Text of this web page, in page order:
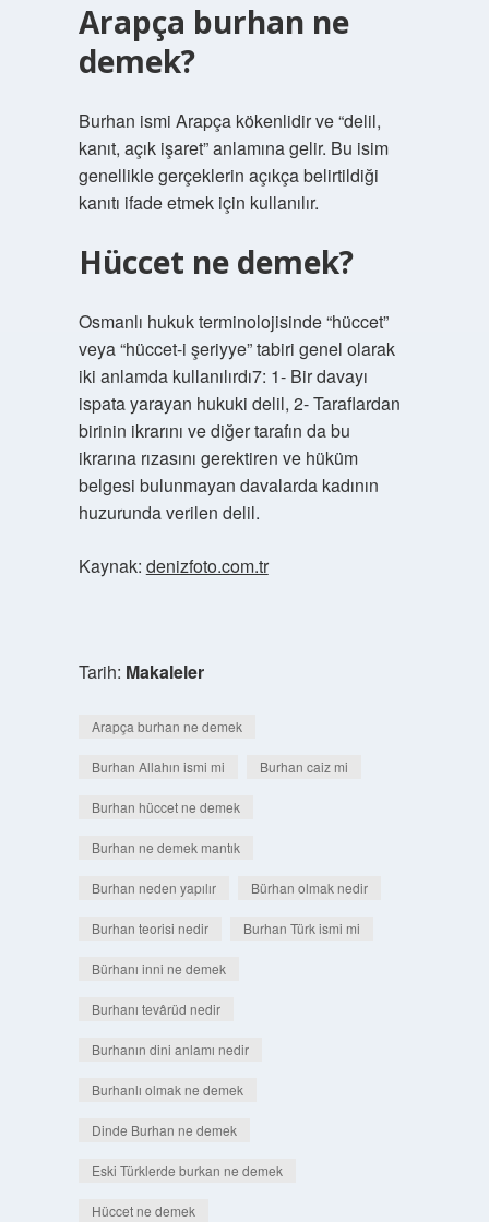
Arapça burhan ne
demek?
Burhan ismi Arapça kökenlidir ve “delil,
kanıt, açık işaret” anlamına gelir. Bu isim
genellikle gerçeklerin açıkça belirtildiği
kanıtı ifade etmek için kullanılır.
Hüccet ne demek?
Osmanlı hukuk terminolojisinde “hüccet”
veya “hüccet-i şeriyye” tabiri genel olarak
iki anlamda kullanılırdı7: 1- Bir davayı
ispata yarayan hukuki delil, 2- Taraflardan
birinin ikrarını ve diğer tarafın da bu
ikrarına rızasını gerektiren ve hüküm
belgesi bulunmayan davalarda kadının
huzurunda verilen delil.
Kaynak: denizfoto.com.tr
Tarih: Makaleler
Arapça burhan ne demek
Burhan Allahın ismi mi Burhan caiz mi
Burhan hüccet ne demek
Burhan ne demek mantık
Burhan neden yapılır Bürhan olmak nedir
Burhan teorisi nedir Burhan Türk ismi mi
Bürhanı inni ne demek
Burhanı tevârüd nedir
Burhanın dini anlamı nedir
Burhanlı olmak ne demek
Dinde Burhan ne demek
Eski Türklerde burkan ne demek
Hüccet ne demek